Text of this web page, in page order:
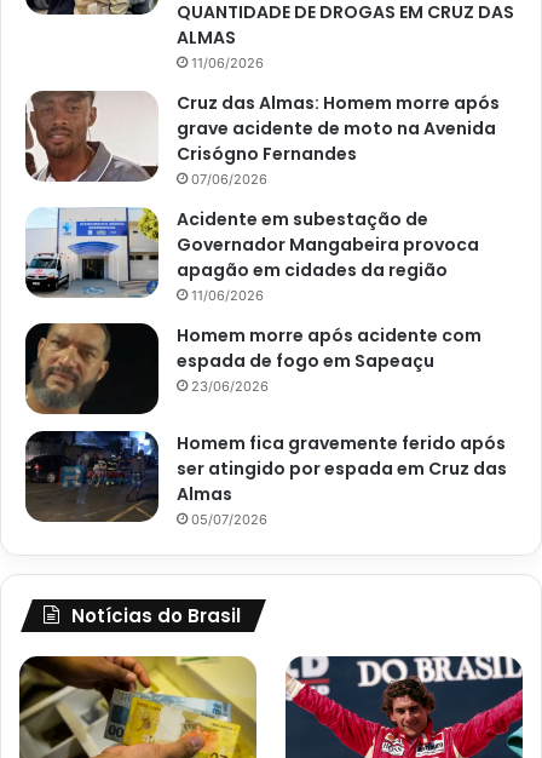
QUANTIDADE DE DROGAS EM CRUZ DAS
ALMAS
11/06/2026
Cruz das Almas: Homem morre após
grave acidente de moto na Avenida
Crisógno Fernandes
07/06/2026
Acidente em subestação de
Governador Mangabeira provoca
apagão em cidades da região
11/06/2026
Homem morre após acidente com
espada de fogo em Sapeaçu
23/06/2026
Homem fica gravemente ferido após
ser atingido por espada em Cruz das
Almas
05/07/2026
Notícias do Brasil